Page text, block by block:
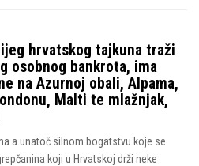
hrvatskog tajkuna traži
osobnog bankrota, ima
na Azurnoj obali, Alpama,
Malti te mlažnjak,
a unatoč silnom bogatstvu koje se
koji u Hrvatskoj drži neke